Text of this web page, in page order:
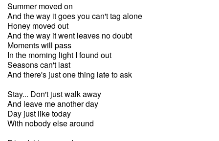
Summer moved on
And the way it goes you can't tag alone
Honey moved out
And the way it went leaves no doubt
Moments will pass
In the morning light I found out
Seasons can't last
And there's just one thing late to ask
Stay... Don't just walk away
And leave me another day
Day just like today
With nobody else around